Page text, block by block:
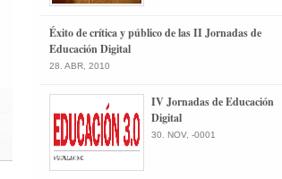
Éxito de crítica y público de las II Jornadas de
Educación Digital
28. ABR, 2010
IV Jornadas de Educación
Digital
30. NOV, -0001